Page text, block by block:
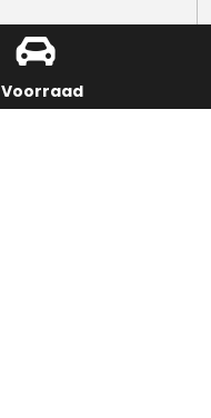
Voorraad